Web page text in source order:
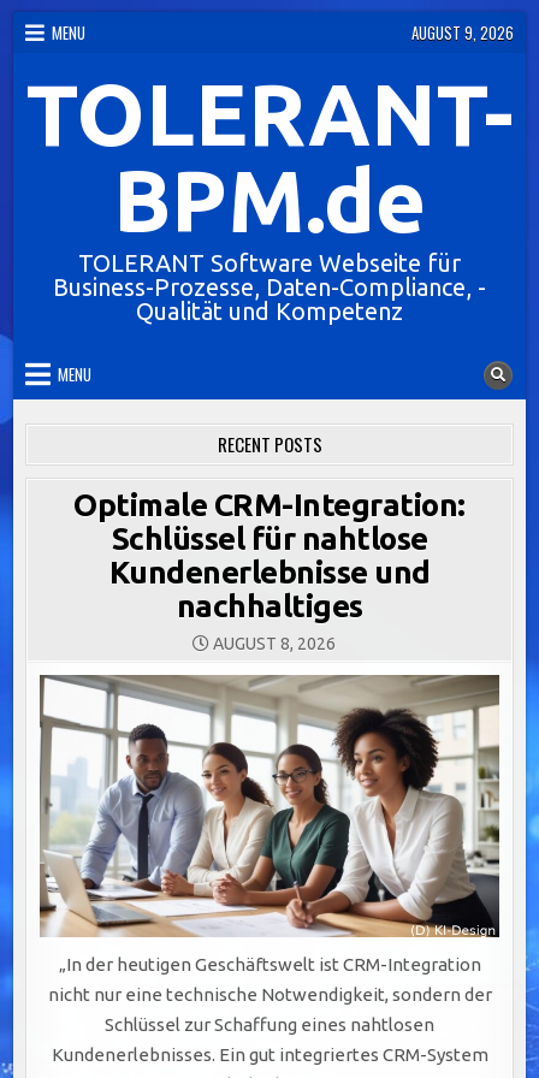
Skip
content
MENU AUGUST 9, 2026
TOLERANT-
BPM.de
TOLERANT Software Webseite für
Business-Prozesse, Daten-Compliance, -
Qualität und Kompetenz
MENU
RECENT POSTS
Optimale CRM-Integration:
Schlüssel für nahtlose
Kundenerlebnisse und
nachhaltiges
AUGUST 8, 2026
„In der heutigen Geschäftswelt ist CRM-Integration
nicht nur eine technische Notwendigkeit, sondern der
Schlüssel zur Schaffung eines nahtlosen
Kundenerlebnisses. Ein gut integriertes CRM-System